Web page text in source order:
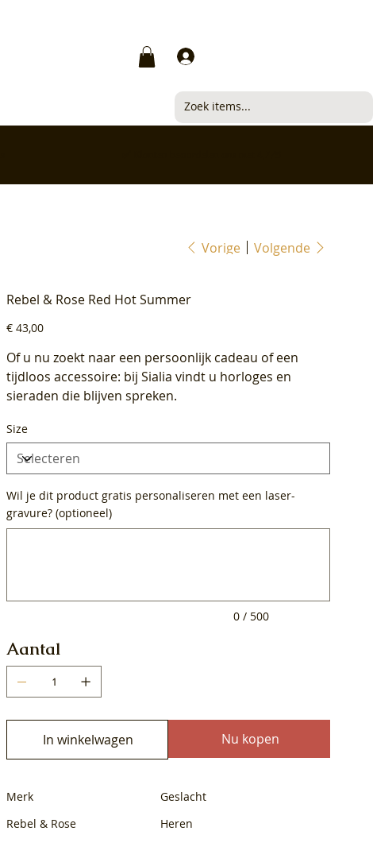
Vorige Volgende
Rebel & Rose Red Hot Summer
Prijs
€ 43,00
Of u nu zoekt naar een persoonlijk cadeau of een
tijdloos accessoire: bij Sialia vindt u horloges en
sieraden die blijven spreken.
Size
Wil je dit product gratis personaliseren met een laser-
gravure? (optioneel)
0 / 500
Aantal
In winkelwagen Nu kopen
Merk
Rebel & Rose
Geslacht
Heren